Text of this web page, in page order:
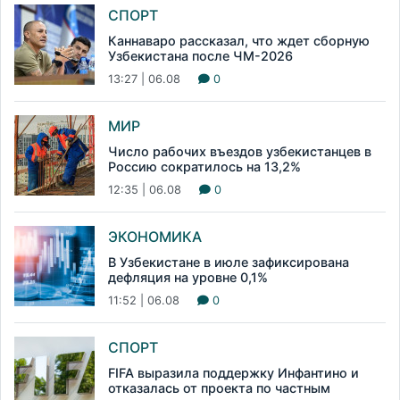
СПОРТ
Каннаваро рассказал, что ждет сборную
Узбекистана после ЧМ-2026
13:27 | 06.08 0
МИР
Число рабочих въездов узбекистанцев в
Россию сократилось на 13,2%
12:35 | 06.08 0
ЭКОНОМИКА
В Узбекистане в июле зафиксирована
дефляция на уровне 0,1%
11:52 | 06.08 0
СПОРТ
FIFA выразила поддержку Инфантино и
отказалась от проекта по частным